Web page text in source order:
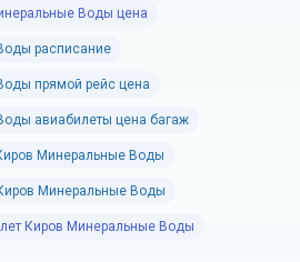
Воды цена
расписание
прямой рейс цена
авиабилеты цена багаж
Минеральные Воды
Минеральные Воды
Киров Минеральные Воды